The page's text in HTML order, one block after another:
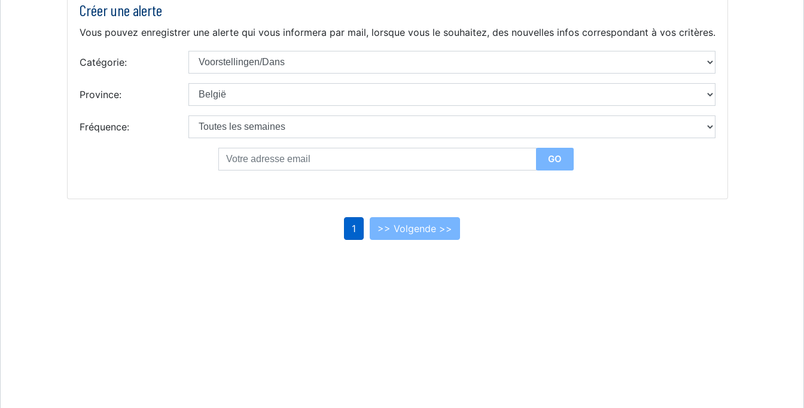
Créer une alerte
Vous pouvez enregistrer une alerte qui vous informera par mail, lorsque vous le souhaitez, des nouvelles infos correspondant à vos critères.
Catégorie:
Province:
Fréquence:
1 >> Volgende >>